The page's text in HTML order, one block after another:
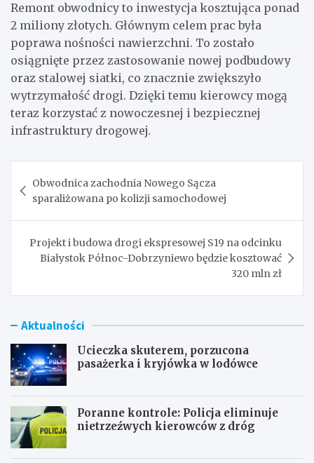
Remont obwodnicy to inwestycja kosztująca ponad
2 miliony złotych. Głównym celem prac była
poprawa nośności nawierzchni. To zostało
osiągnięte przez zastosowanie nowej podbudowy
oraz stalowej siatki, co znacznie zwiększyło
wytrzymałość drogi. Dzięki temu kierowcy mogą
teraz korzystać z nowoczesnej i bezpiecznej
infrastruktury drogowej.
wpisu
Obwodnica zachodnia Nowego Sącza
sparaliżowana po kolizji samochodowej
Projekt i budowa drogi ekspresowej S19 na odcinku
Białystok Północ-Dobrzyniewo będzie kosztować
320 mln zł
Aktualności
Ucieczka skuterem, porzucona
pasażerka i kryjówka w lodówce
Poranne kontrole: Policja eliminuje
nietrzeźwych kierowców z dróg